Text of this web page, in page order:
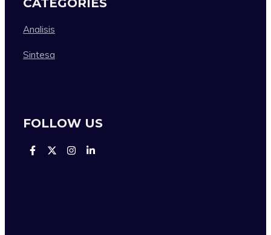
CATEGORIES
Analisis
Sintesa
FOLLOW US